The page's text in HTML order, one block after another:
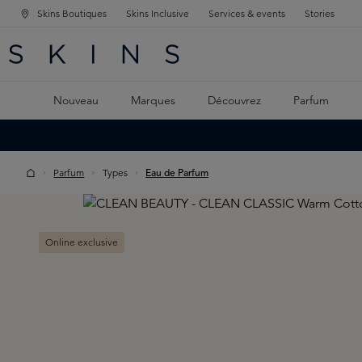
PRINCIPALE
CONTENU PRINCIPAL
Skins Boutiques Skins Inclusive Services & events Stories
Nouveau Marques Découvrez Parfum
Parfum Types Eau de Parfum
Skip image gallery
Online exclusive